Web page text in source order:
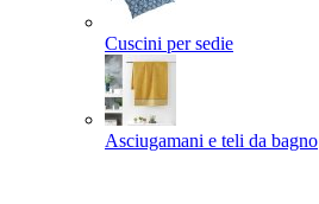
Cuscini per sedie
Asciugamani e teli da bagno